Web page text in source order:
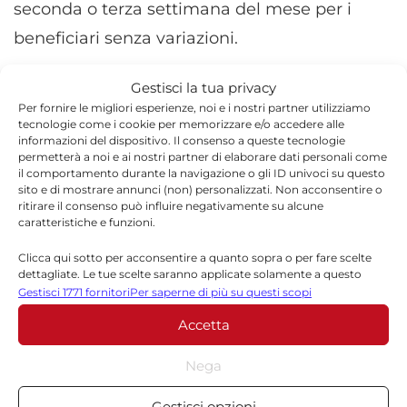
Gestisci la tua privacy
Per fornire le migliori esperienze, noi e i nostri partner utilizziamo
tecnologie come i cookie per memorizzare e/o accedere alle
informazioni del dispositivo. Il consenso a queste tecnologie
permetterà a noi e ai nostri partner di elaborare dati personali come
il comportamento durante la navigazione o gli ID univoci su questo
sito e di mostrare annunci (non) personalizzati. Non acconsentire o
ritirare il consenso può influire negativamente su alcune
caratteristiche e funzioni.
Clicca qui sotto per acconsentire a quanto sopra o per fare scelte
dettagliate. Le tue scelte saranno applicate solamente a questo
sito. È possibile modificare le impostazioni in qualsiasi momento,
compreso il ritiro del consenso, utilizzando i pulsanti della Cookie
Policy o cliccando sul pulsante di gestione del consenso nella parte
inferiore dello schermo.
Statistiche
Gestisci 1771 fornitoriPer saperne di più su questi scopi
Accetta
Nega
seconda o terza settimana del mese per i
beneficiari senza variazioni.
Per le famiglie, la pianificazione delle entrate
diventa quindi più prevedibile, soprattutto in
vista delle spese legate al periodo estivo e
all’avvio del nuovo anno scolastico.
L’Assegno Unicocontinua a rappresentare
familiare, con importi variabili in base
all’indicatore ISEE e alla composizione del
nucleo. La sua gestione resta interamente
digitale attraverso il portale INPS e i servizi di
patronato.